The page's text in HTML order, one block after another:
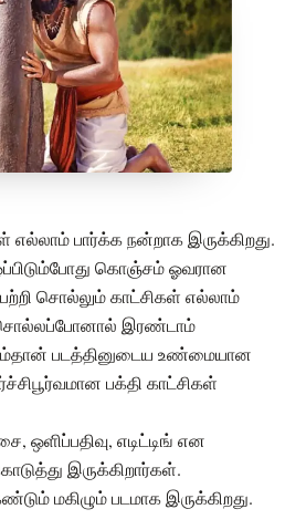
பார்க்க நன்றாக இருக்கிறது.
கொஞ்சம் ஓவரான
சொல்லும் காட்சிகள் எல்லாம்
சொல்லப்போனால் இரண்டாம்
படத்தினுடைய உண்மையான
பக்தி காட்சிகள்
ஒளிப்பதிவு, எடிட்டிங் என
இருக்கிறார்கள்.
மகிழும் படமாக இருக்கிறது.